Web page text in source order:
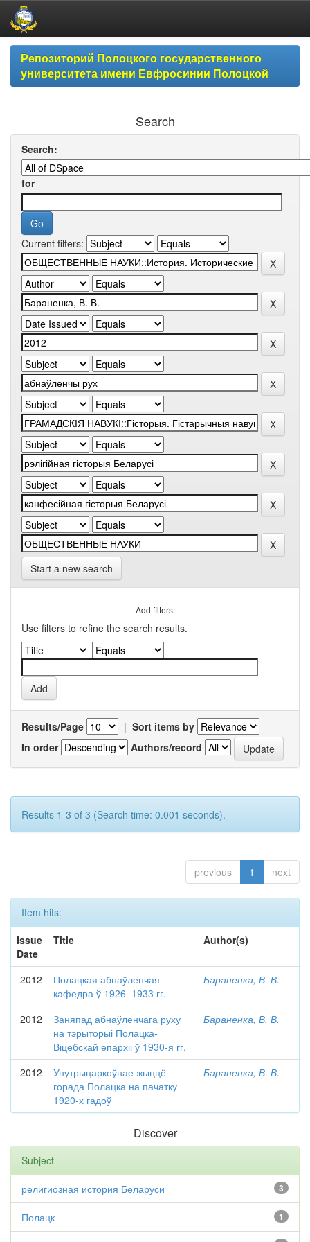
Skip
navigationРепозиторий Полоцкого государственного
университета имени Евфросинии Полоцкой
Search
Search:
for
Current filters:
Start a new search
Add filters:
Use filters to refine the search results.
Results/Page | Sort items by
In order
Authors/record
Results 1-3 of 3 (Search time: 0.001 seconds).
previous 1 next
Item hits:
Issue
Date
Title Author(s)
2012
Полацкая абнаўленчая
кафедра ў 1926–1933 гг.
Бараненка, В. В.
2012
Заняпад абнаўленчага руху
на тэрыторыі Полацка-
Віцебскай епархіі ў 1930-я гг.
Бараненка, В. В.
2012
Унутрыцаркоўнае жыццё
горада Полацка на пачатку
1920-х гадоў
Бараненка, В. В.
Discover
Subject
3
религиозная история Беларуси
1
Полацк